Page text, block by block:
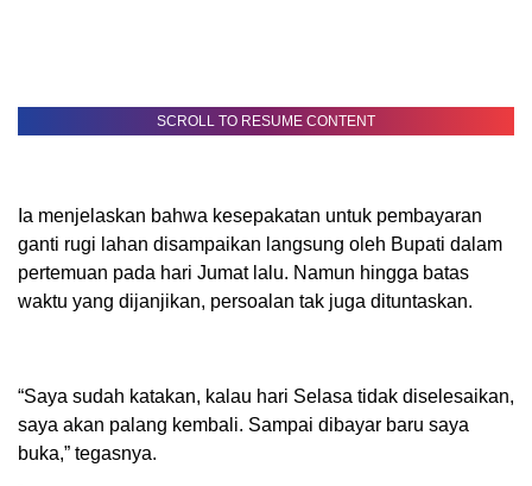
SCROLL TO RESUME CONTENT
Ia menjelaskan bahwa kesepakatan untuk pembayaran
ganti rugi lahan disampaikan langsung oleh Bupati dalam
pertemuan pada hari Jumat lalu. Namun hingga batas
waktu yang dijanjikan, persoalan tak juga dituntaskan.
“Saya sudah katakan, kalau hari Selasa tidak diselesaikan,
saya akan palang kembali. Sampai dibayar baru saya
buka,” tegasnya.